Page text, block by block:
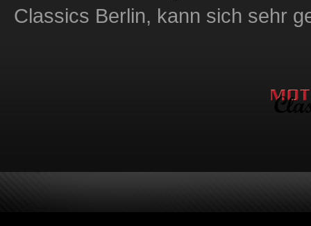
Classics Berlin, kann sich sehr